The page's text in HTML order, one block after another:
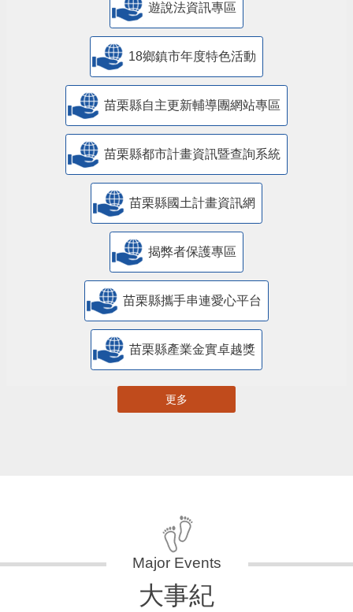
遊說法資訊專區
18鄉鎮市年度特色活動
苗栗縣自主更新輔導團網站專區
苗栗縣都市計畫資訊暨查詢系統
苗栗縣國土計畫資訊網
揭弊者保護專區
苗栗縣攜手串連愛心平台
苗栗縣產業金實卓越獎
更多
大事紀